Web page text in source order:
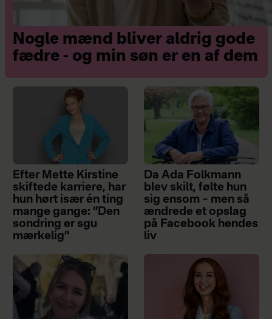
Nogle mænd bliver aldrig gode
fædre - og min søn er en af dem
Efter Mette Kirstine
skiftede karriere, har
hun hørt især én ting
mange gange: ”Den
sondring er sgu
mærkelig”
Da Ada Folkmann
blev skilt, følte hun
sig ensom – men så
ændrede et opslag
på Facebook hendes
liv